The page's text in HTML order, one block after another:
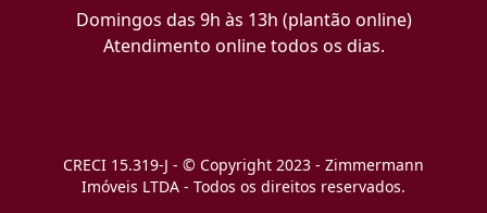
Domingos das 9h às 13h (plantão online)
Atendimento online todos os dias.
CRECI 15.319-J - © Copyright 2023 - Zimmermann
Imóveis LTDA - Todos os direitos reservados.